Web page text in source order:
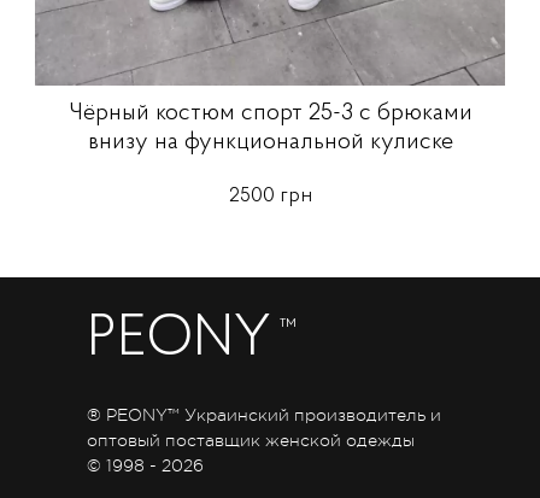
Чёрный костюм спорт 25-3 с брюками
внизу на функциональной кулиске
2500 грн
PEONY ™
® PEONY™ Украинский производитель и
оптовый поставщик женской одежды
© 1998 - 2026